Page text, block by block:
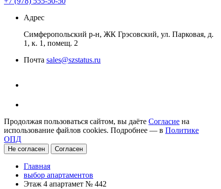
Адрес
Симферопольский р-н, ЖК Грэсовский, ул. Парковая, д.
1, к. 1, помещ. 2
Почта sales@szstatus.ru
Продолжая пользоваться сайтом, вы даёте Согласие на
использование файлов cookies. Подробнее — в Политике
ОПД
Не согласен Согласен
Главная
выбор апартаментов
Этаж 4 апартамет № 442